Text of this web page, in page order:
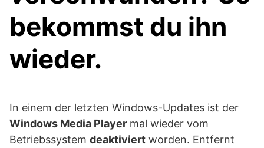
bekommst du ihn
wieder.
In einem der letzten Windows-Updates ist der
Windows Media Player mal wieder vom
Betriebssystem deaktiviert worden. Entfernt